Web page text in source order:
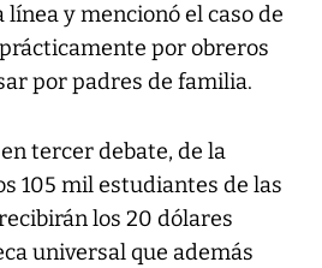
línea y mencionó el caso de
por obreros
por padres de familia.
tercer debate, de la
105 mil estudiantes de las
los 20 dólares
universal que además